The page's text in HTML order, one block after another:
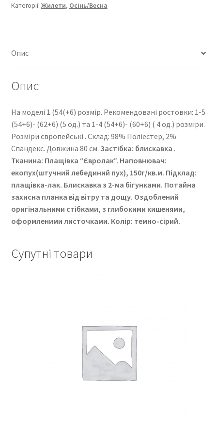
кількість
Категорії: Жилети, Осінь/Весна
Опис
Опис
На моделі 1 (54(+6) розмір. Рекомендовані ростовки: 1-5
(54+6)- (62+6) (5 од.) та 1-4 (54+6)- (60+6) ( 4 од.) розміри.
Розміри європейські . Cклад: 98% Поліестер, 2%
Спандекс. Довжина 80 см. Застібка: блискавка .
Тканина: Плащівка “Євролак”. Наповнювач:
екопух(штучний лебединий пух), 150г/кв.м. Підклад:
плащівка-лак. Блискавка з 2-ма бігунками. Потайна
захисна планка від вітру та дощу. Оздоблений
оригінальними стібками, з глибокими кишенями,
оформленими листочками. Колір: темно-сірий.
Супутні товари